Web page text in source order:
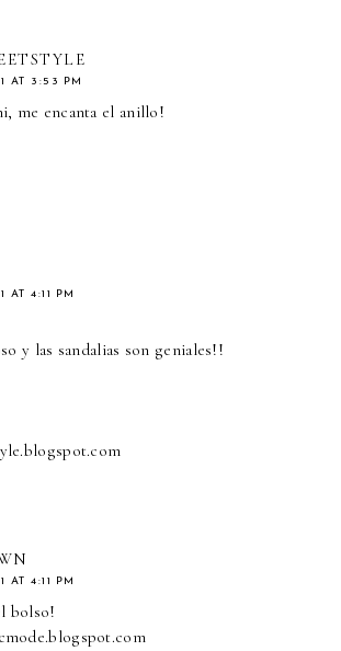
AT 3:53 PM
me encanta el anillo!
AT 4:11 PM
y las sandalias son geniales!!
AT 4:11 PM
bolso!